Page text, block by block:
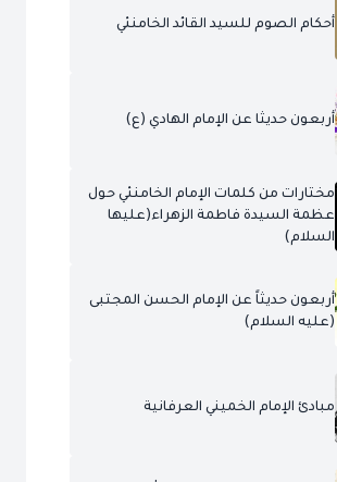
أحكام الصوم للسيد القائد الخامنئي
أربعون حديثا عن الإمام الهادي (ع)
مختارات من كلمات الإمام الخامنئي حول
عظمة السيدة فاطمة الزهراء(عليها
السلام)
أربعون حديثاً عن الإمام الحسن المجتبى
(عليه السلام)
مبادئ الإمام الخميني العرفانية